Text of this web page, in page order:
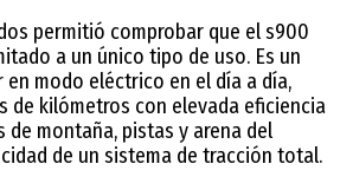
permitió comprobar que el s900
a un único tipo de uso. Es un
en modo eléctrico en el día a día,
de kilómetros con elevada eficiencia
montaña, pistas y arena del
de un sistema de tracción total.